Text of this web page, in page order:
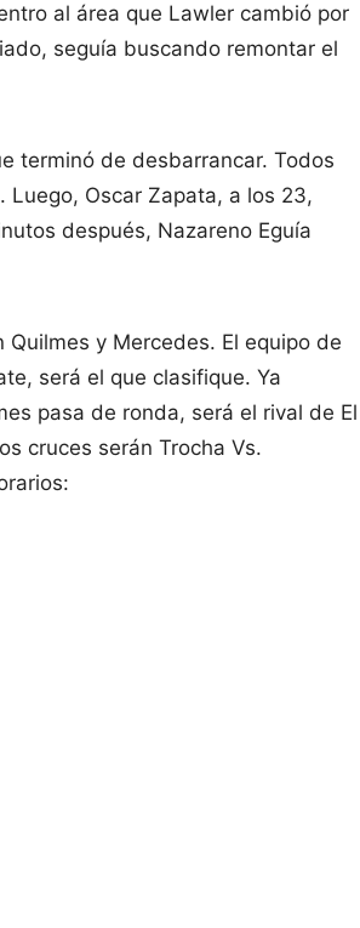
al área que Lawler cambió por
seguía buscando remontar el
terminó de desbarrancar. Todos
Luego, Oscar Zapata, a los 23,
después, Nazareno Eguía
y Mercedes. El equipo de
será el que clasifique. Ya
pasa de ronda, será el rival de El
cruces serán Trocha Vs.